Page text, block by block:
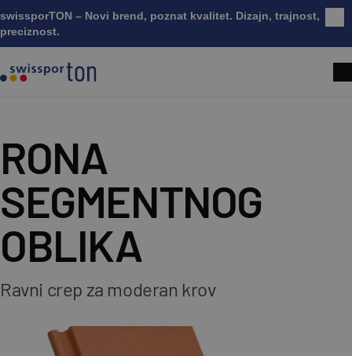
swissporTON – Novi brend, poznat kvalitet. Dizajn, trajnost,
preciznost.
RONA
SEGMENTNOG
OBLIKA
Ravni crep za moderan krov